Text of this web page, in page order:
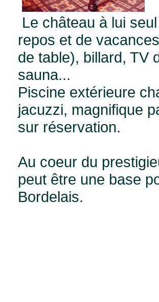
Le château à lui
repos et de
de table), billard, TV
sauna...
Piscine extérieure
jacuzzi, magnifique
sur réservation.
Au coeur du
peut être une base
Bordelais.